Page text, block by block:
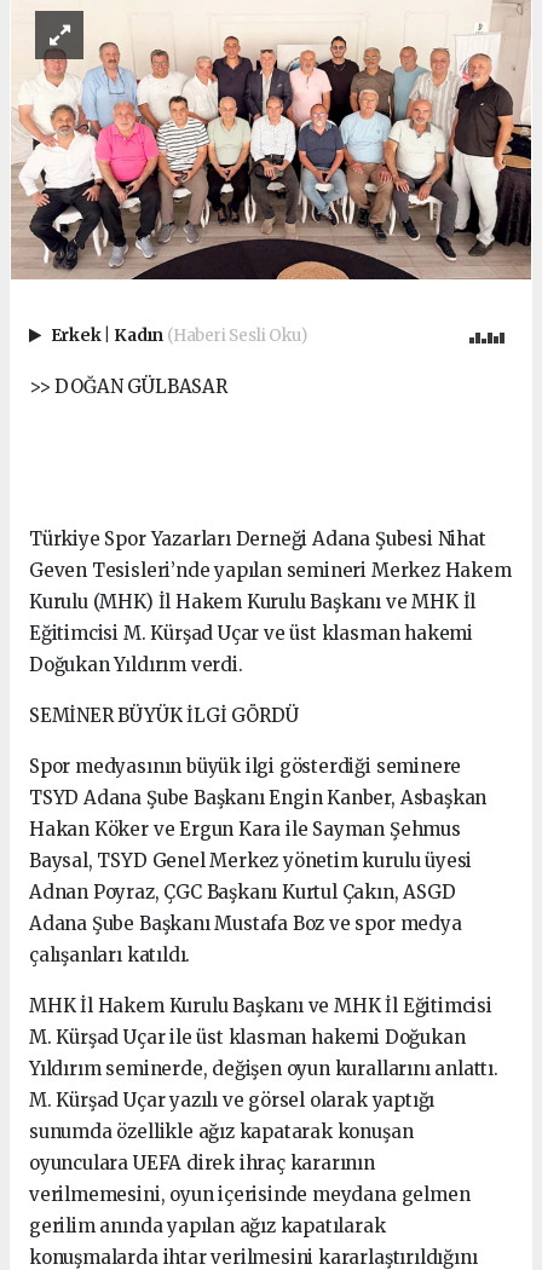
Erkek Kadın (Haberi Sesli Oku)
>> DOĞAN GÜLBASAR
Türkiye Spor Yazarları Derneği Adana Şubesi Nihat
Geven Tesisleri’nde yapılan semineri Merkez Hakem
Kurulu (MHK) İl Hakem Kurulu Başkanı ve MHK İl
Eğitimcisi M. Kürşad Uçar ve üst klasman hakemi
Doğukan Yıldırım verdi.
SEMİNER BÜYÜK İLGİ GÖRDÜ
Spor medyasının büyük ilgi gösterdiği seminere
TSYD Adana Şube Başkanı Engin Kanber, Asbaşkan
Hakan Köker ve Ergun Kara ile Sayman Şehmus
Baysal, TSYD Genel Merkez yönetim kurulu üyesi
Adnan Poyraz, ÇGC Başkanı Kurtul Çakın, ASGD
Adana Şube Başkanı Mustafa Boz ve spor medya
çalışanları katıldı.
MHK İl Hakem Kurulu Başkanı ve MHK İl Eğitimcisi
M. Kürşad Uçar ile üst klasman hakemi Doğukan
Yıldırım seminerde, değişen oyun kurallarını anlattı.
M. Kürşad Uçar yazılı ve görsel olarak yaptığı
sunumda özellikle ağız kapatarak konuşan
oyunculara UEFA direk ihraç kararının
verilmemesini, oyun içerisinde meydana gelmen
gerilim anında yapılan ağız kapatılarak
konuşmalarda ihtar verilmesini kararlaştırıldığını